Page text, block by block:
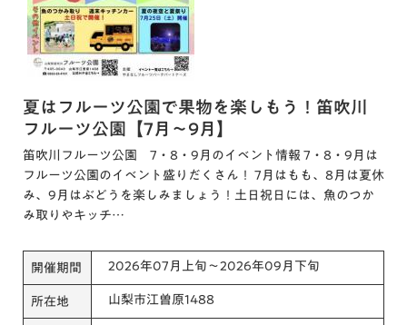
夏はフルーツ公園で果物を楽しもう！笛吹川
フルーツ公園【7月～9月】
笛吹川フルーツ公園 7・8・9月のイベント情報 7・8・9月は
フルーツ公園のイベント盛りだくさん！ 7月はもも、8月は夏休
み、9月はぶどうを楽しみましょう！土日祝日には、魚のつか
み取りやキッチ…
開催期間 2026年07月上旬～2026年09月下旬
所在地 山梨市江曽原1488